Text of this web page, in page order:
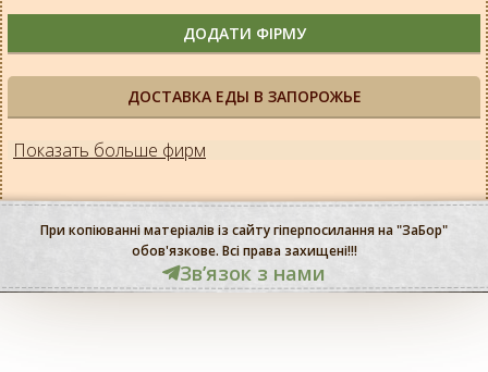
ДОСТАВКА ЕДЫ В ЗАПОРОЖЬЕ
Показать больше фирм
ДОДАТИ ФІРМУ
При копіюванні матеріалів із сайту гіперпосилання на "ЗаБор"
обов'язкове. Всі права захищені!!!
Звʼязок з нами